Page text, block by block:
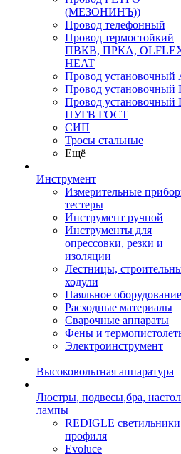
(МЕЗОНИНЪ))
Провод телефонный
Провод термостойкий
ПВКВ, ПРКА,
HEAT
Провод
Провод
Провод
ПУГВ ГОСТ
СИП
Тросы стальные
Ещё
Инструмент
Измерительные
тестеры
Инструмент ручной
Инструменты для
опрессовки, резки и
изоляции
Лестницы,
ходули
Паяльное оборудование
Расходные материалы
Сварочные аппараты
Фены и
Электроинструмент
Высоковольтная аппаратура
Люстры, подвесы,бра,
лампы
REDIGLE
профиля
Evoluce